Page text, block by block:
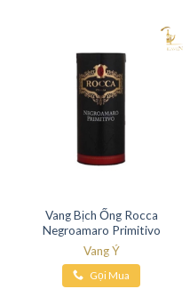
Vang Bịch Ống Rocca
Negroamaro Primitivo
Vang Ý
Gọi Mua